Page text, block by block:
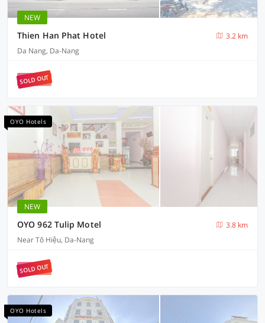
NEW
Thien Han Phat Hotel
3.2 km
Da Nang, Da-Nang
SOLD OUT
OYO Hotels
NEW
OYO 962 Tulip Motel
3.8 km
Near Tô Hiệu, Da-Nang
SOLD OUT
OYO Hotels